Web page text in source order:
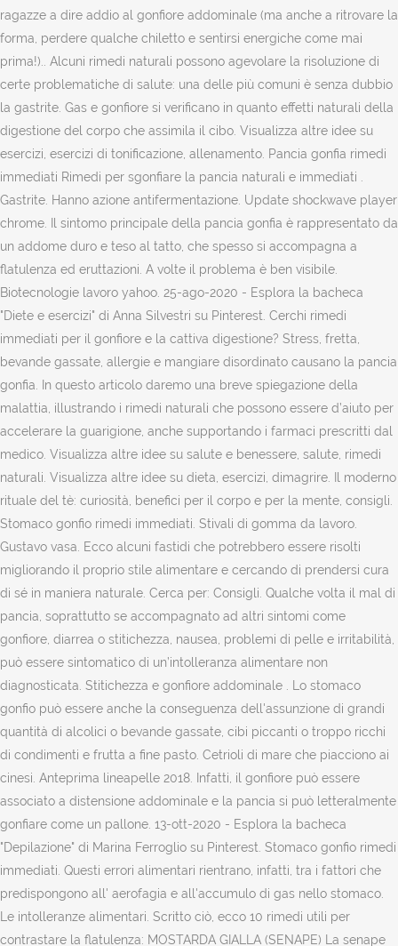
ragazze a dire addio al gonfiore addominale (ma anche a ritrovare la
forma, perdere qualche chiletto e sentirsi energiche come mai
prima!).. Alcuni rimedi naturali possono agevolare la risoluzione di
certe problematiche di salute: una delle più comuni è senza dubbio
la gastrite. Gas e gonfiore si verificano in quanto effetti naturali della
digestione del corpo che assimila il cibo. Visualizza altre idee su
esercizi, esercizi di tonificazione, allenamento. Pancia gonfia rimedi
immediati Rimedi per sgonfiare la pancia naturali e immediati .
Gastrite. Hanno azione antifermentazione. Update shockwave player
chrome. Il sintomo principale della pancia gonfia è rappresentato da
un addome duro e teso al tatto, che spesso si accompagna a
flatulenza ed eruttazioni. A volte il problema è ben visibile.
Biotecnologie lavoro yahoo. 25-ago-2020 - Esplora la bacheca
"Diete e esercizi" di Anna Silvestri su Pinterest. Cerchi rimedi
immediati per il gonfiore e la cattiva digestione? Stress, fretta,
bevande gassate, allergie e mangiare disordinato causano la pancia
gonfia. In questo articolo daremo una breve spiegazione della
malattia, illustrando i rimedi naturali che possono essere d’aiuto per
accelerare la guarigione, anche supportando i farmaci prescritti dal
medico. Visualizza altre idee su salute e benessere, salute, rimedi
naturali. Visualizza altre idee su dieta, esercizi, dimagrire. Il moderno
rituale del tè: curiosità, benefici per il corpo e per la mente, consigli.
Stomaco gonfio rimedi immediati. Stivali di gomma da lavoro.
Gustavo vasa. Ecco alcuni fastidi che potrebbero essere risolti
migliorando il proprio stile alimentare e cercando di prendersi cura
di sé in maniera naturale. Cerca per: Consigli. Qualche volta il mal di
pancia, soprattutto se accompagnato ad altri sintomi come
gonfiore, diarrea o stitichezza, nausea, problemi di pelle e irritabilità,
può essere sintomatico di un’intolleranza alimentare non
diagnosticata. Stitichezza e gonfiore addominale . Lo stomaco
gonfio può essere anche la conseguenza dell'assunzione di grandi
quantità di alcolici o bevande gassate, cibi piccanti o troppo ricchi
di condimenti e frutta a fine pasto. Cetrioli di mare che piacciono ai
cinesi. Anteprima lineapelle 2018. Infatti, il gonfiore può essere
associato a distensione addominale e la pancia si può letteralmente
gonfiare come un pallone. 13-ott-2020 - Esplora la bacheca
"Depilazione" di Marina Ferroglio su Pinterest. Stomaco gonfio rimedi
immediati. Questi errori alimentari rientrano, infatti, tra i fattori che
predispongono all' aerofagia e all'accumulo di gas nello stomaco.
Le intolleranze alimentari. Scritto ciò, ecco 10 rimedi utili per
contrastare la flatulenza: MOSTARDA GIALLA (SENAPE) La senape